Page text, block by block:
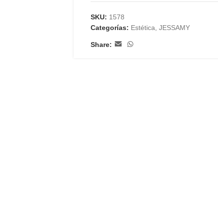
SKU: 1578
Categorías: Estética JESSAMY
Share: